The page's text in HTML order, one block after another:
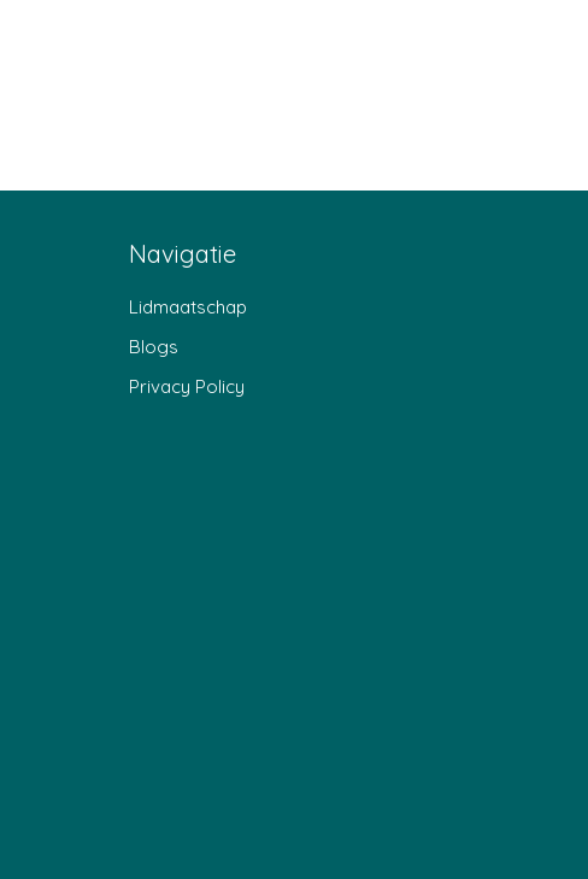
Navigatie
Lidmaatschap
Blogs
Privacy Policy